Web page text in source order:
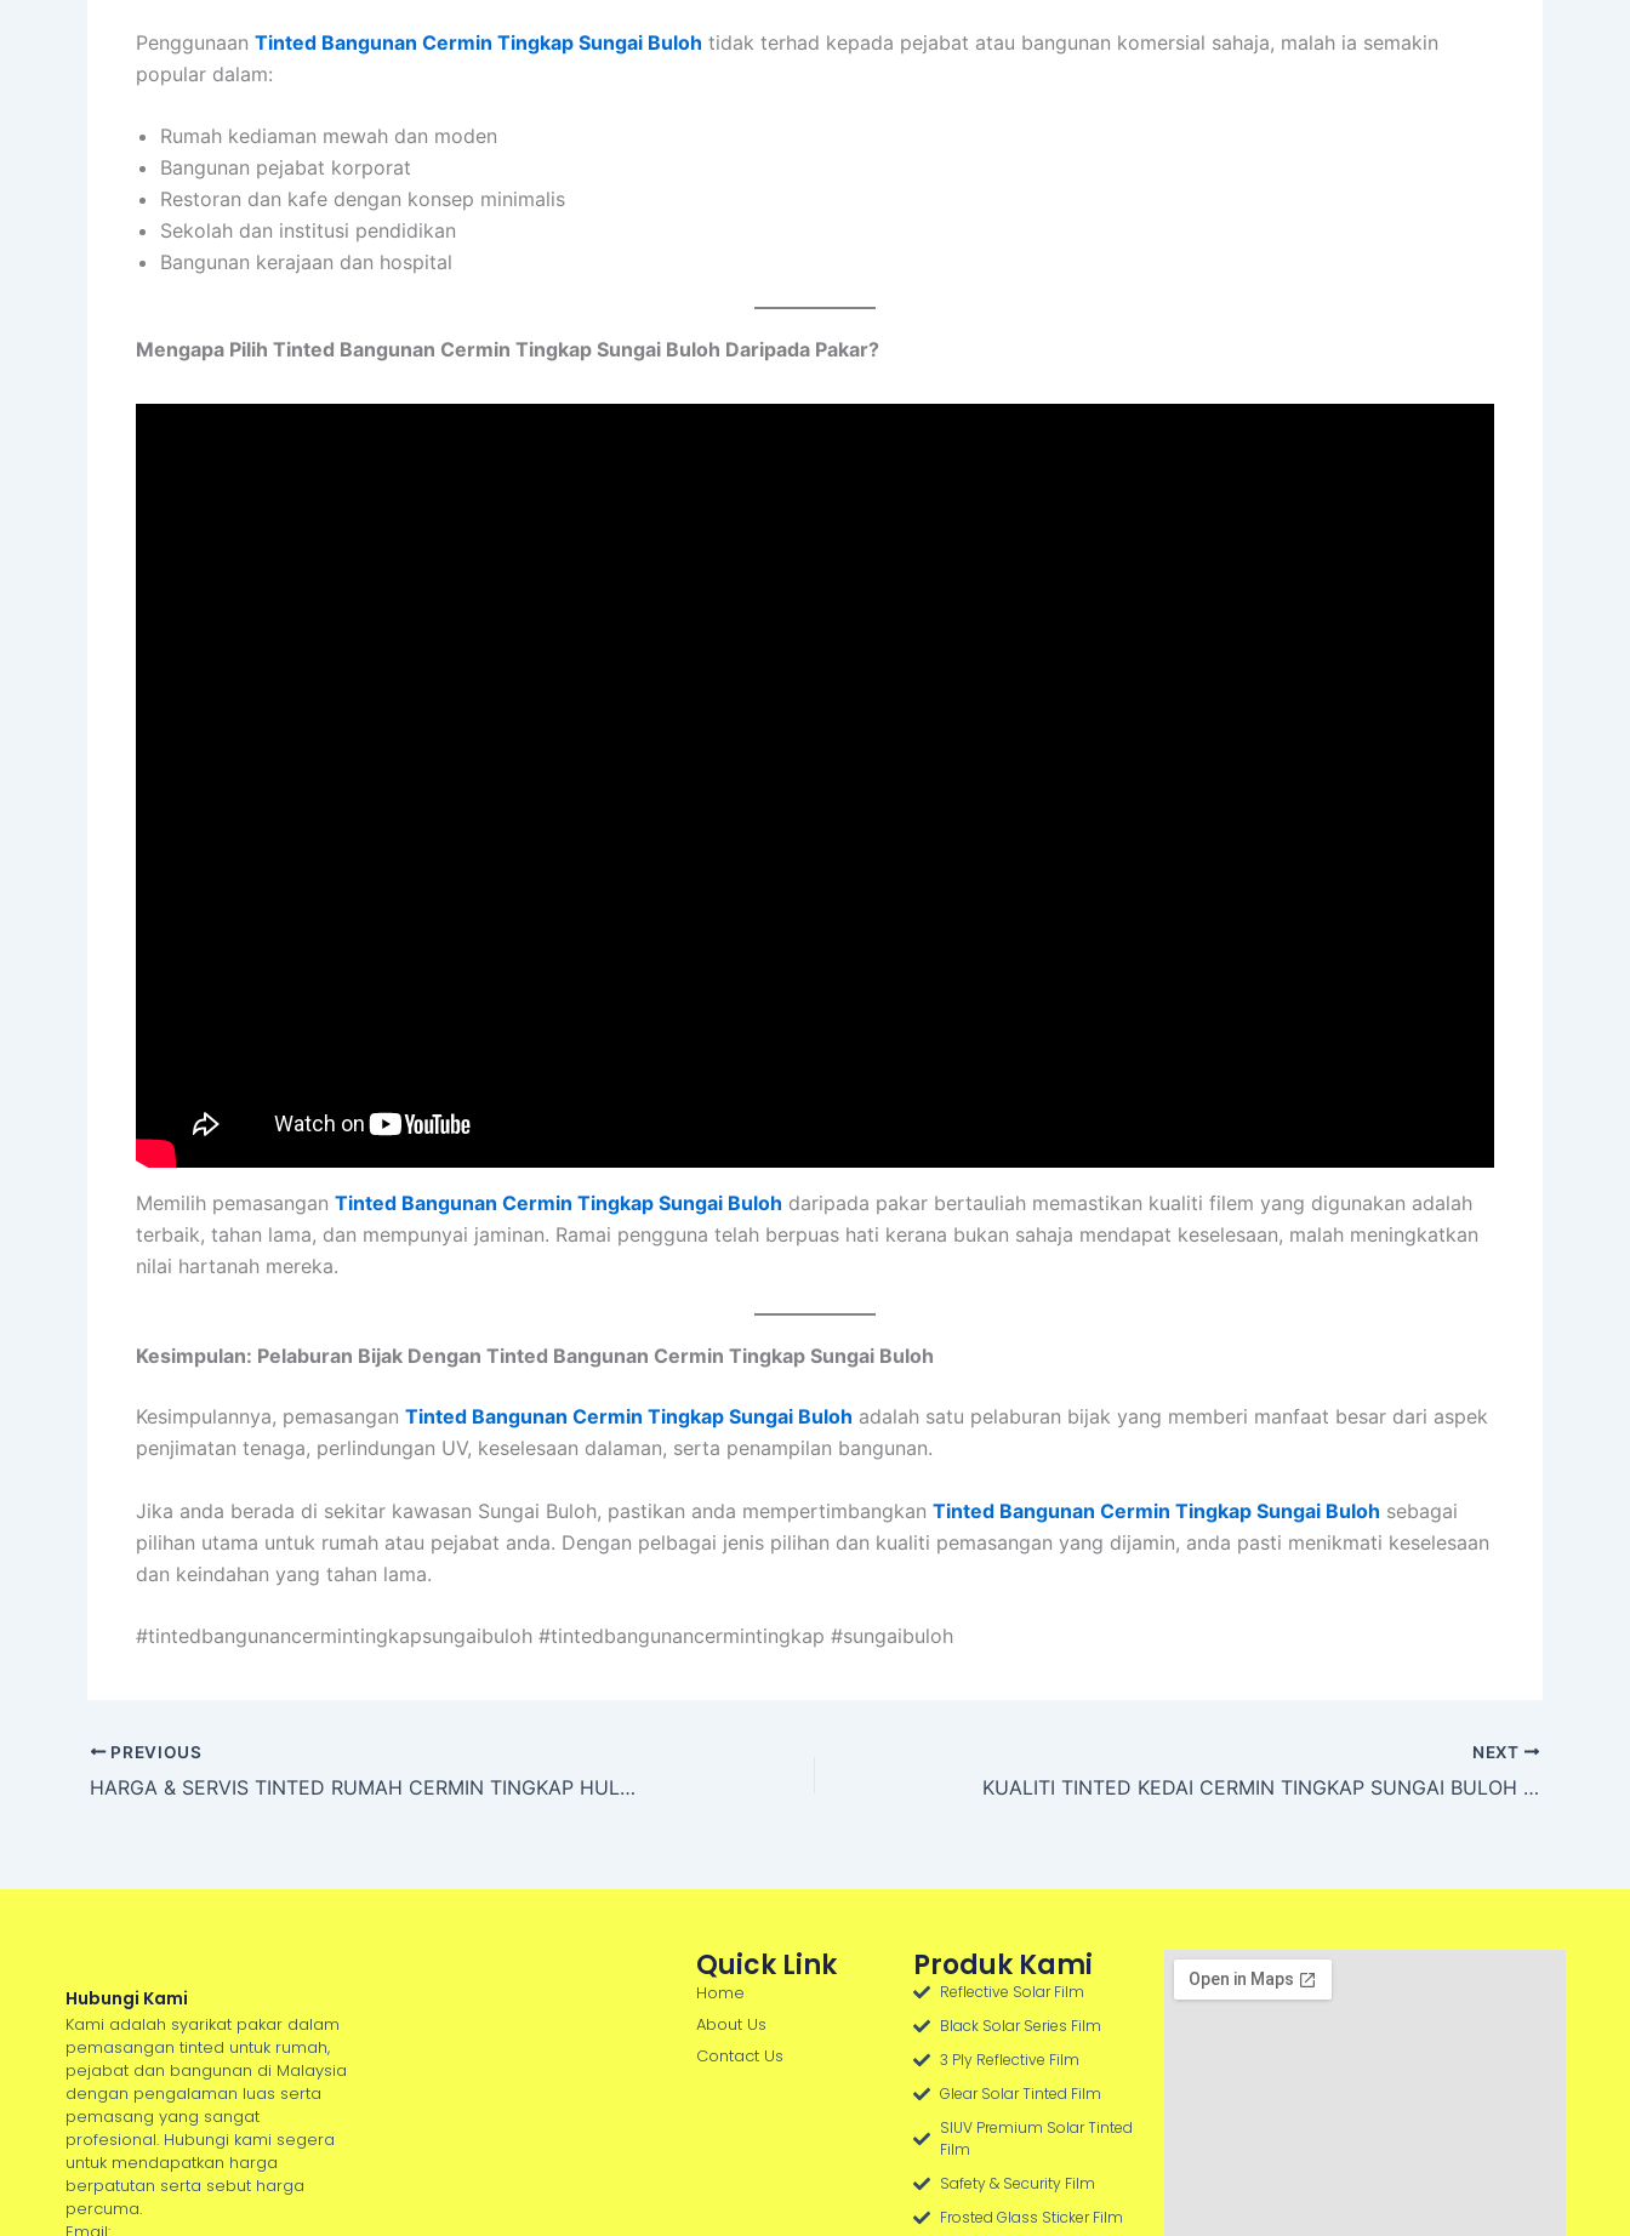
Penggunaan Tinted Bangunan Cermin Tingkap Sungai Buloh tidak terhad kepada pejabat atau bangunan komersial sahaja, malah ia semakin
popular dalam:
Rumah kediaman mewah dan moden
Bangunan pejabat korporat
Restoran dan kafe dengan konsep minimalis
Sekolah dan institusi pendidikan
Bangunan kerajaan dan hospital
Mengapa Pilih Tinted Bangunan Cermin Tingkap Sungai Buloh Daripada Pakar?
Memilih pemasangan Tinted Bangunan Cermin Tingkap Sungai Buloh daripada pakar bertauliah memastikan kualiti filem yang digunakan adalah
terbaik, tahan lama, dan mempunyai jaminan. Ramai pengguna telah berpuas hati kerana bukan sahaja mendapat keselesaan, malah meningkatkan
nilai hartanah mereka.
Kesimpulan: Pelaburan Bijak Dengan Tinted Bangunan Cermin Tingkap Sungai Buloh
Kesimpulannya, pemasangan Tinted Bangunan Cermin Tingkap Sungai Buloh adalah satu pelaburan bijak yang memberi manfaat besar dari aspek
penjimatan tenaga, perlindungan UV, keselesaan dalaman, serta penampilan bangunan.
Jika anda berada di sekitar kawasan Sungai Buloh, pastikan anda mempertimbangkan Tinted Bangunan Cermin Tingkap Sungai Buloh sebagai
pilihan utama untuk rumah atau pejabat anda. Dengan pelbagai jenis pilihan dan kualiti pemasangan yang dijamin, anda pasti menikmati keselesaan
dan keindahan yang tahan lama.
#tintedbangunancermintingkapsungaibuloh #tintedbangunancermintingkap #sungaibuloh
PREVIOUS
HARGA & SERVIS TINTED RUMAH CERMIN TINGKAP HULU LANGAT
NEXT
KUALITI TINTED KEDAI CERMIN TINGKAP SUNGAI BULOH PENTING
Hubungi Kami
Kami adalah syarikat pakar dalam
pemasangan tinted untuk rumah,
pejabat dan bangunan di Malaysia
dengan pengalaman luas serta
pemasang yang sangat
profesional. Hubungi kami segera
untuk mendapatkan harga
berpatutan serta sebut harga
percuma.
Email:
Quick Link
Home
About Us
Contact Us
Produk Kami
Reflective Solar Film
Black Solar Series Film
3 Ply Reflective Film
Glear Solar Tinted Film
SIUV Premium Solar Tinted
Film
Safety & Security Film
Frosted Glass Sticker Film